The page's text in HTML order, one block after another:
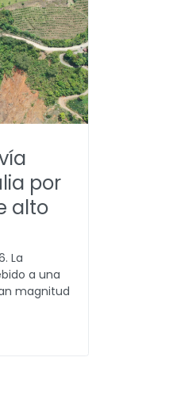
por
alto
La
a una
magnitud